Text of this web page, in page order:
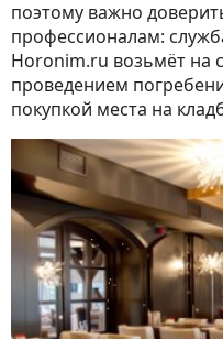
поэтому важно
профессионалам:
Horonim.ru возьмёт на
проведением
покупкой места на